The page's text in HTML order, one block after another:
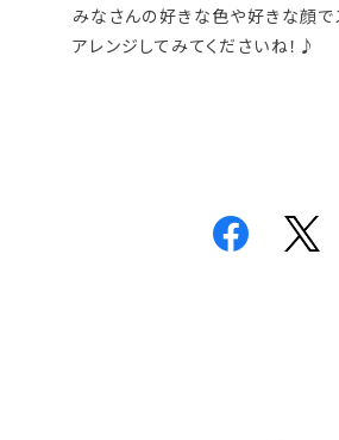
みなさんの好きな色や好きな顔
アレンジしてみてくださいね！♪